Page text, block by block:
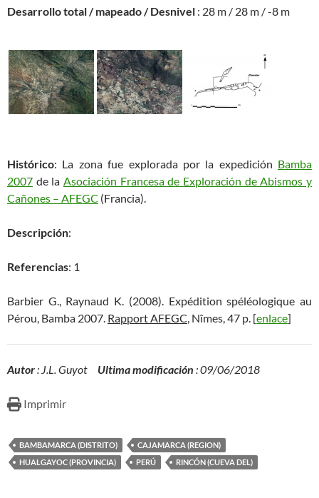
Desarrollo total / mapeado / Desnivel : 28 m / 28 m / -8 m
Histórico: La zona fue explorada por la expedición Bamba
2007 de la Asociación Francesa de Exploración de Abismos y
Cañones – AFEGC (Francia).
Descripción:
Referencias: 1
Barbier G., Raynaud K. (2008). Expédition spéléologique au
Pérou, Bamba 2007. Rapport AFEGC, Nîmes, 47 p. [enlace]
Autor: J.L. Guyot Ultima modificación : 09/06/2018
Imprimir
BAMBAMARCA (DISTRITO)
CAJAMARCA (REGION)
HUALGAYOC (PROVINCIA)
PERÚ RINCÓN (CUEVA DEL)